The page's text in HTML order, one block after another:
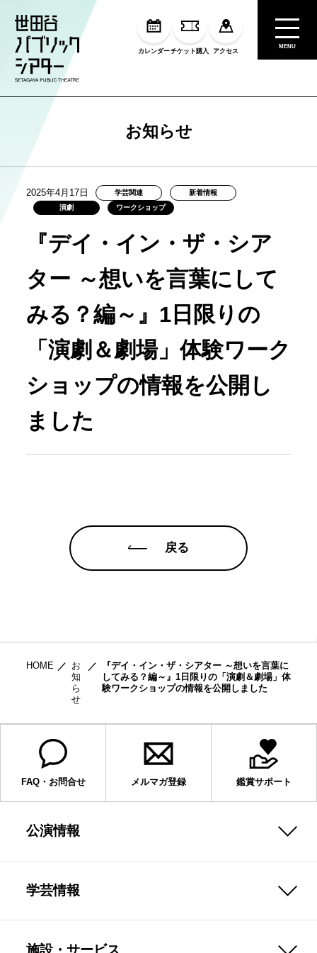
カレンダーチケット購入 アクセス
MENU
お知らせ
2025年4月17日 学芸関連
新着情報
演劇
ワークショップ
『デイ・イン・ザ・シア
ター ～想いを言葉にして
みる？編～』1日限りの
「演劇＆劇場」体験ワーク
ショップの情報を公開し
ました
戻る
HOME
お
知
ら
せ
『デイ・イン・ザ・シアター ～想いを言葉に
してみる？編～』1日限りの「演劇＆劇場」体
験ワークショップの情報を公開しました
FAQ・お問合せ メルマガ登録 鑑賞サポート
公演情報
学芸情報
施設・サービス